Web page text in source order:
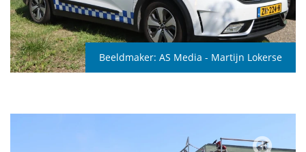
Beeldmaker: AS Media - Martijn Lokerse